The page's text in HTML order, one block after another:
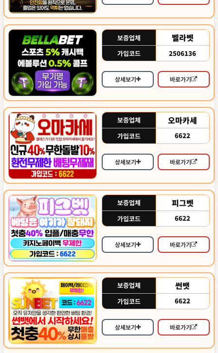
보증업체 벨라벳
가입코드 2506136
상세보기 바로가기
보증업체 오마카세
가입코드 6622
상세보기 바로가기
보증업체 피그벳
가입코드 6622
상세보기 바로가기
보증업체 썬뱃
가입코드 6622
상세보기 바로가기